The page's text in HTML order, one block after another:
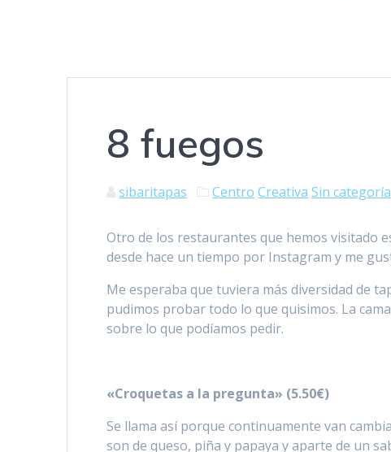
8 fuegos
sibaritapas Centro Creativa Sin categoría
Otro de los restaurantes que hemos visitado
desde hace un tiempo por Instagram y me
Me esperaba que tuviera más diversidad de
pudimos probar todo lo que quisimos. La
sobre lo que podíamos pedir.
«Croquetas a la pregunta» (5.50€)
Se llama así porque continuamente van
son de queso, piña y papaya y aparte de un